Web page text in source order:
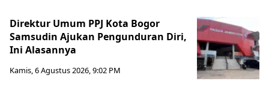
Direktur Umum PPJ Kota Bogor
Samsudin Ajukan Pengunduran Diri,
Ini Alasannya
Kamis, 6 Agustus 2026, 9:02 PM